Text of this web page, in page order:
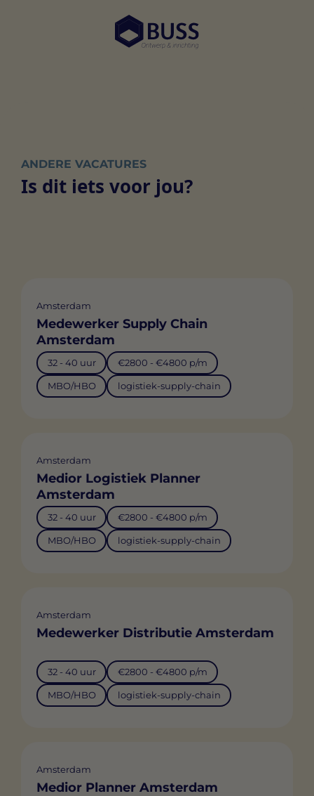
ANDERE VACATURES
Is dit iets voor jou?
Amsterdam
Medewerker Supply Chain
Amsterdam
32 - 40 uur €2800 - €4800 p/m
MBO/HBO logistiek-supply-chain
Amsterdam
Medior Logistiek Planner
Amsterdam
32 - 40 uur €2800 - €4800 p/m
MBO/HBO logistiek-supply-chain
Amsterdam
Medewerker Distributie Amsterdam
32 - 40 uur €2800 - €4800 p/m
MBO/HBO logistiek-supply-chain
Amsterdam
Medior Planner Amsterdam